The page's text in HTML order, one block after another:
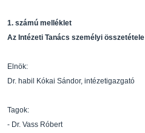
1. számú melléklet
Az Intézeti Tanács személyi összetétele
Elnök:
Dr. habil Kókai Sándor, intézetigazgató
Tagok:
- Dr. Vass Róbert